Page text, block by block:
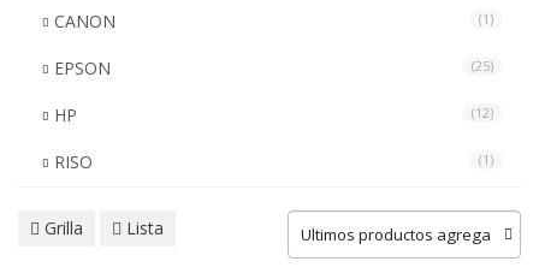
CANON (1)
EPSON (25)
HP (12)
RISO (1)
Grilla Lista